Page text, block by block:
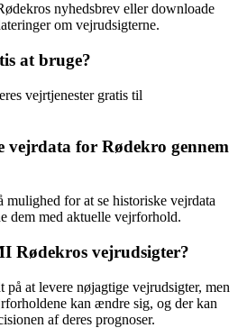
nyhedsbrev eller downloade
om vejrudsigterne.
at bruge?
vejrtjenester gratis til
vejrdata for Rødekro gennem
for at se historiske vejrdata
dem med aktuelle vejrforhold.
Rødekros vejrudsigter?
at levere nøjagtige vejrudsigter, men
kan ændre sig, og der kan
af deres prognoser.